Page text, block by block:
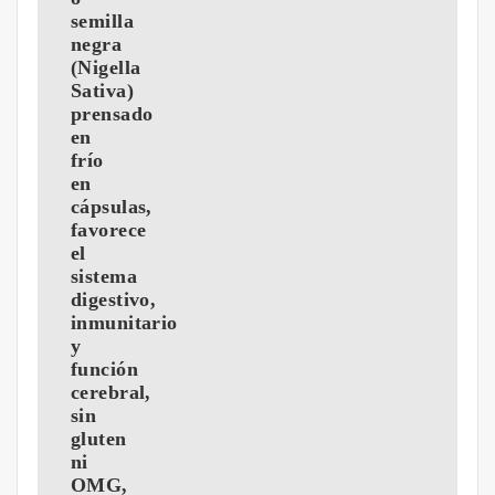
semilla
negra
(Nigella
Sativa)
prensado
en
frío
en
cápsulas,
favorece
el
sistema
digestivo,
inmunitario
y
función
cerebral,
sin
gluten
ni
OMG,